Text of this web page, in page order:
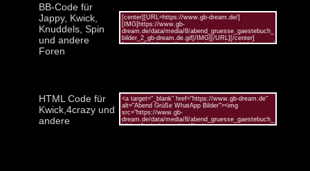
BB-Code für
Jappy, Kwick,
Knuddels, Spin
und andere
Foren
HTML Code für
Kwick,4crazy und
andere